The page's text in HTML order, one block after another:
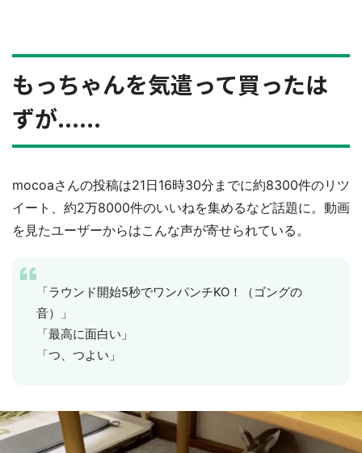
もっちゃんを気遣って買ったは
ずが......
mocoaさんの投稿は21日16時30分までに約8300件のリツ
イート、約2万8000件のいいねを集めるなど話題に。動画
を見たユーザーからはこんな声が寄せられている。
「ラウンド開始5秒でワンパンチKO！（ゴングの
音）」
「最高に面白い」
「つ、つよい」